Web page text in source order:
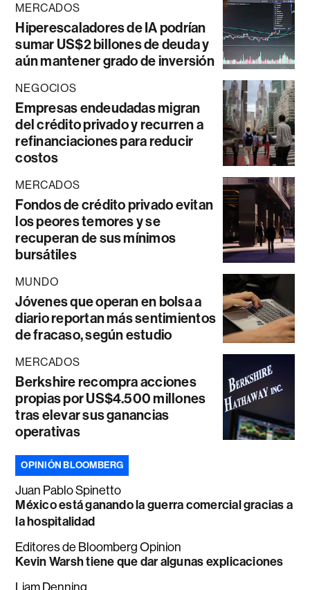
MERCADOS
Hiperescaladores de IA podrían
sumar US$2 billones de deuda y
aún mantener grado de inversión
NEGOCIOS
Empresas endeudadas migran
del crédito privado y recurren a
refinanciaciones para reducir
costos
MERCADOS
Fondos de crédito privado evitan
los peores temores y se
recuperan de sus mínimos
bursátiles
MUNDO
Jóvenes que operan en bolsa a
diario reportan más sentimientos
de fracaso, según estudio
MERCADOS
Berkshire recompra acciones
propias por US$4.500 millones
tras elevar sus ganancias
operativas
OPINIÓN BLOOMBERG
Juan Pablo Spinetto
México está ganando la guerra comercial gracias a
la hospitalidad
Editores de Bloomberg Opinion
Kevin Warsh tiene que dar algunas explicaciones
Liam Denning